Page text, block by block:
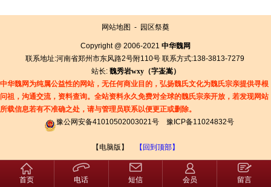
网站地图 - 园区祭奠
Copyright @ 2006-2021 中华魏网
联系地址:河南省郑州市东风路2号附110号 联系方式:138-3813-7279
站长: 魏秀岩wxy（字崟嵩）
中华魏网为纯属公益性的网站，无任何商业目的，弘扬魏氏文化为魏氏宗亲提供寻根
问祖，沟通交流，资料查询。全站资料永久免费对全球的魏氏宗亲开放，若发现网站
所载信息若有不准确之处，请与管理员联系以便更正或删除。
豫公网安备41010502003021号
豫ICP备11024832号
【电脑版】 【回到顶部】
首页 电话 短信 会员 留言